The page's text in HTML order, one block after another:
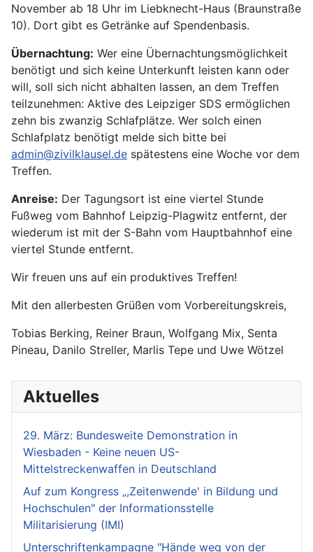
November ab 18 Uhr im Liebknecht-Haus (Braunstraße
10). Dort gibt es Getränke auf Spendenbasis.
Übernachtung: Wer eine Übernachtungsmöglichkeit
benötigt und sich keine Unterkunft leisten kann oder
will, soll sich nicht abhalten lassen, an dem Treffen
teilzunehmen: Aktive des Leipziger SDS ermöglichen
zehn bis zwanzig Schlafplätze. Wer solch einen
Schlafplatz benötigt melde sich bitte bei
admin@zivilklausel.de spätestens eine Woche vor dem
Treffen.
Anreise: Der Tagungsort ist eine viertel Stunde
Fußweg vom Bahnhof Leipzig-Plagwitz entfernt, der
wiederum ist mit der S-Bahn vom Hauptbahnhof eine
viertel Stunde entfernt.
Wir freuen uns auf ein produktives Treffen!
Mit den allerbesten Grüßen vom Vorbereitungskreis,
Tobias Berking, Reiner Braun, Wolfgang Mix, Senta
Pineau, Danilo Streller, Marlis Tepe und Uwe Wötzel
Aktuelles
29. März: Bundesweite Demonstration in
Wiesbaden - Keine neuen US-
Mittelstreckenwaffen in Deutschland
Auf zum Kongress „,Zeitenwende' in Bildung und
Hochschulen" der Informationsstelle
Militarisierung (IMI)
Unterschriftenkampagne "Hände weg von der